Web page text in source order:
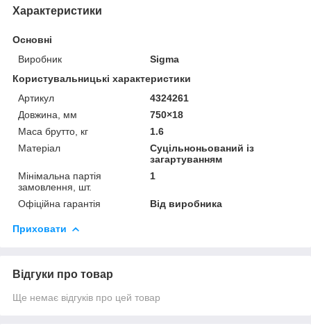
Характеристики
Основні
Виробник
Sigma
Користувальницькі характеристики
Артикул
4324261
Довжина, мм
750×18
Маса брутто, кг
1.6
Матеріал
Суцільноньований із
загартуванням
Мінімальна партія
замовлення, шт.
1
Офіційна гарантія Від виробника
Приховати
Відгуки про товар
Ще немає відгуків про цей товар